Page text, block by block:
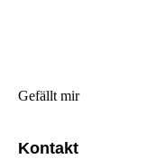
Gefällt mir
Kontakt